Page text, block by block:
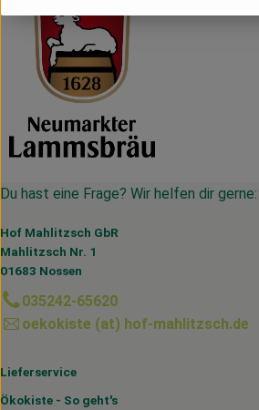
Du hast eine Frage? Wir helfen dir gerne:
Hof Mahlitzsch GbR
Mahlitzsch Nr. 1
01683 Nossen
035242-65620
oekokiste (at) hof-mahlitzsch.de
Lieferservice
Ökokiste - So geht's